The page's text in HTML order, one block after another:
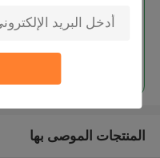
استمر
المنتجات الموصى بها